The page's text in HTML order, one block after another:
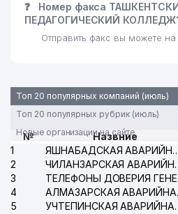
❓
Номер факса
ПЕДАГОГИЧЕСКИЙ
Отправить факс вы можете
Топ 20 популярных компаний (июль)
Топ 20 популярных рубрик (июль)
Новые организации на сайте
№
Назвние
1
ЯШНАБАДСКАЯ
2
3
4
5